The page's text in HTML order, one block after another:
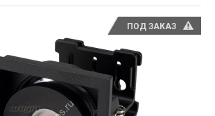
ПОД ЗАКАЗ